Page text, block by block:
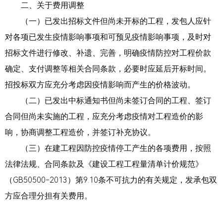
二、关于费用调整
（一）已发出招标文件但尚未开标的工程，发包人应针
对各项已发生疫情影响事项和可预见疫情影响事项，及时对
招标文件进行修改、补遗、完善，明确疫情防控对工程价款
确定、支付调整等相关合同条款，必要时应延后开标时间。
招投标双方应充分考虑因疫情影响而产生的价格波动。
（二）已发出中标通知书但尚未签订合同的工程、签订
合同但尚未实施的工程，应充分考虑疫情对工程造价的影
响，协商调整工程造价，并签订补充协议。
（三）在建工程因防控疫情停工产生的各项费用，按照
法律法规、合同条款及《建设工程工程量清单计价规范》
（GB50500-2013）第9.10条不可抗力的有关规定，发承包双
方应合理分担有关费用。